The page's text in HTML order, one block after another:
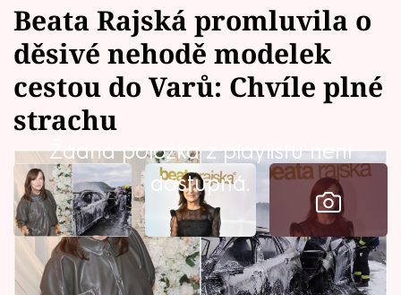
Témata
Celebrity
Vztahy
Seriály
Horoskopy
Sledujte prima+
Beata Rajská promluvila o
děsivé nehodě modelek
cestou do Varů: Chvíle plné
strachu
Žádná položka z playlistu není
dostupná.
Místo posledních příprav řešila návrhářka